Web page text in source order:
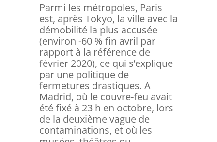
Parmi les métropoles, Paris
est, après Tokyo, la ville avec la
démobilité la plus accusée
(environ -60 % fin avril par
rapport à la référence de
février 2020), ce qui s’explique
par une politique de
fermetures drastiques. A
Madrid, où le couvre-feu avait
été fixé à 23 h en octobre, lors
de la deuxième vague de
contaminations, et où les